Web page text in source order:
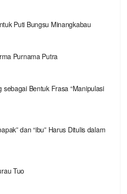
Puti Bungsu Minangkabau
Purnama Putra
sebagai Bentuk Frasa “Manipulasi
dan “ibu” Harus Ditulis dalam
Tuo